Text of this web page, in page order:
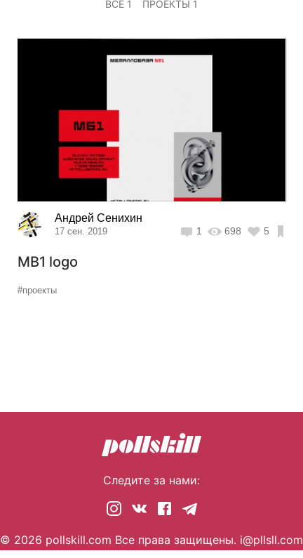
ВСЕ 1 ПРОЕКТЫ 1
Андрей Сенихин
17 сен. 2019 1 698 5
MB1 logo
#проекты
Следите за нами:
© 2026 pollskill.com Все права защищены. i@pllsll.com